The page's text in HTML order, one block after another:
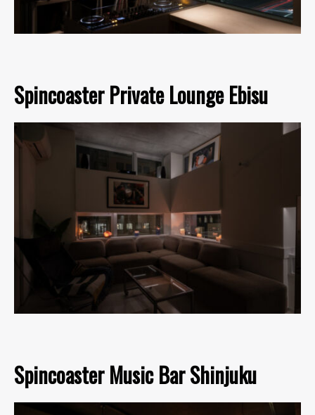
Spincoaster Private Lounge Ebisu
Spincoaster Music Bar Shinjuku